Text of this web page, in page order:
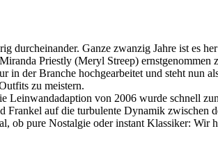
durcheinander. Ganze zwanzig Jahre ist es
Priestly (Meryl Streep)
in der Branche hochgearbeitet und steht
zu meistern.
Leinwandadaption von 2006 wurde schnell
auf die turbulente Dynamik zwischen
ob pure Nostalgie oder instant Klassiker: